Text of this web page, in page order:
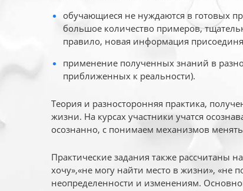
обучающиеся не нуждаются в готовых
большое количество примеров,
правило, новая информация
применение полученных знаний в
приближенных к реальности).
Теория и разносторонняя практика,
жизни. На курсах участники учатся
осознанно, с понимаем механизмов
Практические задания также рассчитаны
хочу»,«не могу найти место в жизни»,
неопределенности и изменениям.